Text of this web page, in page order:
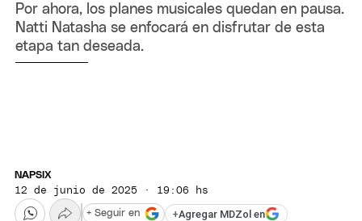
Por ahora, los planes musicales quedan en pausa.
Natti Natasha se enfocará en disfrutar de esta
etapa tan deseada.
NAPSIX
12 de junio de 2025 · 19:06 hs
+Agregar MDZol en
+ Seguir en